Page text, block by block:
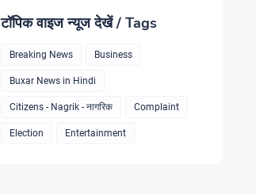
टॉपिक वाइज न्यूज देखें / Tags
Breaking News Business
Buxar News in Hindi
Citizens - Nagrik - नागरिक Complaint
Election Entertainment